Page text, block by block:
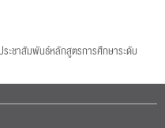
ะชาสัมพันธ์หลักสูตรการศึกษาระดับ